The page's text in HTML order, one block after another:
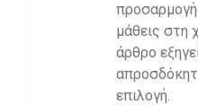
μάθεις στη
άρθρο
επιλογή.